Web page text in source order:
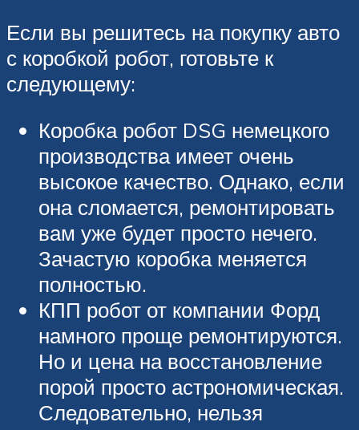
Если вы решитесь на покупку авто
с коробкой робот, готовьте к
следующему:
Коробка робот DSG немецкого
производства имеет очень
высокое качество. Однако, если
она сломается, ремонтировать
вам уже будет просто нечего.
Зачастую коробка меняется
полностью.
КПП робот от компании Форд
намного проще ремонтируются.
Но и цена на восстановление
порой просто астрономическая.
Следовательно, нельзя